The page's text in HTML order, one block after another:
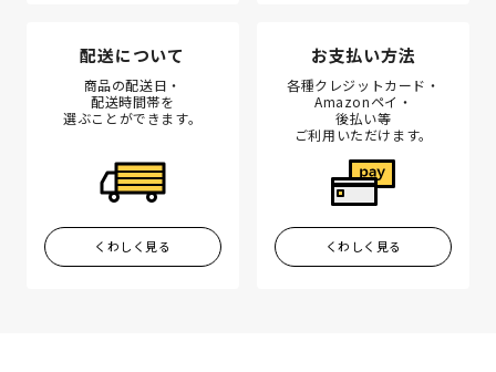
配送について
商品の配送日・
配送時間帯を
選ぶことができます。
くわしく見る
お支払い方法
各種クレジットカード・
Amazonペイ・
後払い等
ご利用いただけます。
くわしく見る